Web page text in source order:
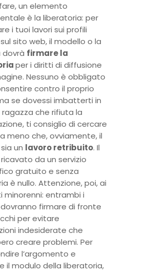
un elemento
è la liberatoria: per
i tuoi lavori sui profili
sito web, il modello o la
dovrà firmare la
per i diritti di diffusione
Nessuno è obbligato
contro il proprio
se dovessi imbatterti in
che rifiuta la
ti consiglio di cercare
meno che, ovviamente, il
un lavoro retribuito. Il
da un servizio
gratuito e senza
è nullo. Attenzione, poi, ai
entrambi i
firmare di fronte
per evitare
indesiderate che
creare problemi. Per
l’argomento e
il modulo della liberatoria,